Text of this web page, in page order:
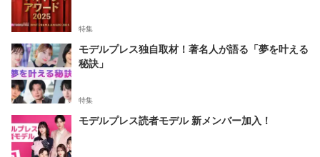
特集
モデルプレス独自取材！著名人が語る「夢を叶える
秘訣」
特集
モデルプレス読者モデル 新メンバー加入！